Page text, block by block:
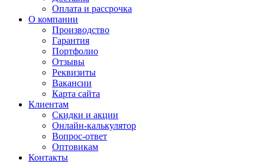
Оплата и рассрочка
О компании
Производство
Гарантия
Портфолио
Отзывы
Реквизиты
Вакансии
Карта сайта
Клиентам
Скидки и акции
Онлайн-калькулятор
Вопрос-ответ
Оптовикам
Контакты